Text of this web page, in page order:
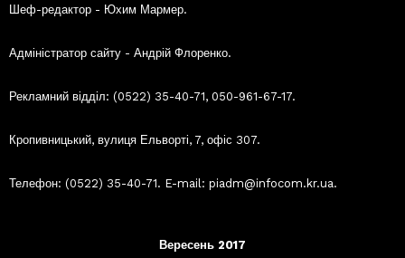
Шеф-редактор - Юхим Мармер.
Адміністратор сайту - Андрій Флоренко.
Рекламний відділ: (0522) 35-40-71, 050-961-67-17.
Кропивницький, вулиця Ельворті, 7, офіс 307.
Телефон: (0522) 35-40-71. E-mail: piadm@infocom.kr.ua.
Вересень 2017